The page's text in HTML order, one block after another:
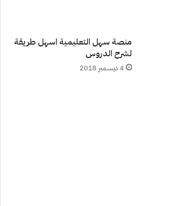
منصة سهل التعليمية اسهل طريقة
لشرح الدروس
4 ديسمبر 2018